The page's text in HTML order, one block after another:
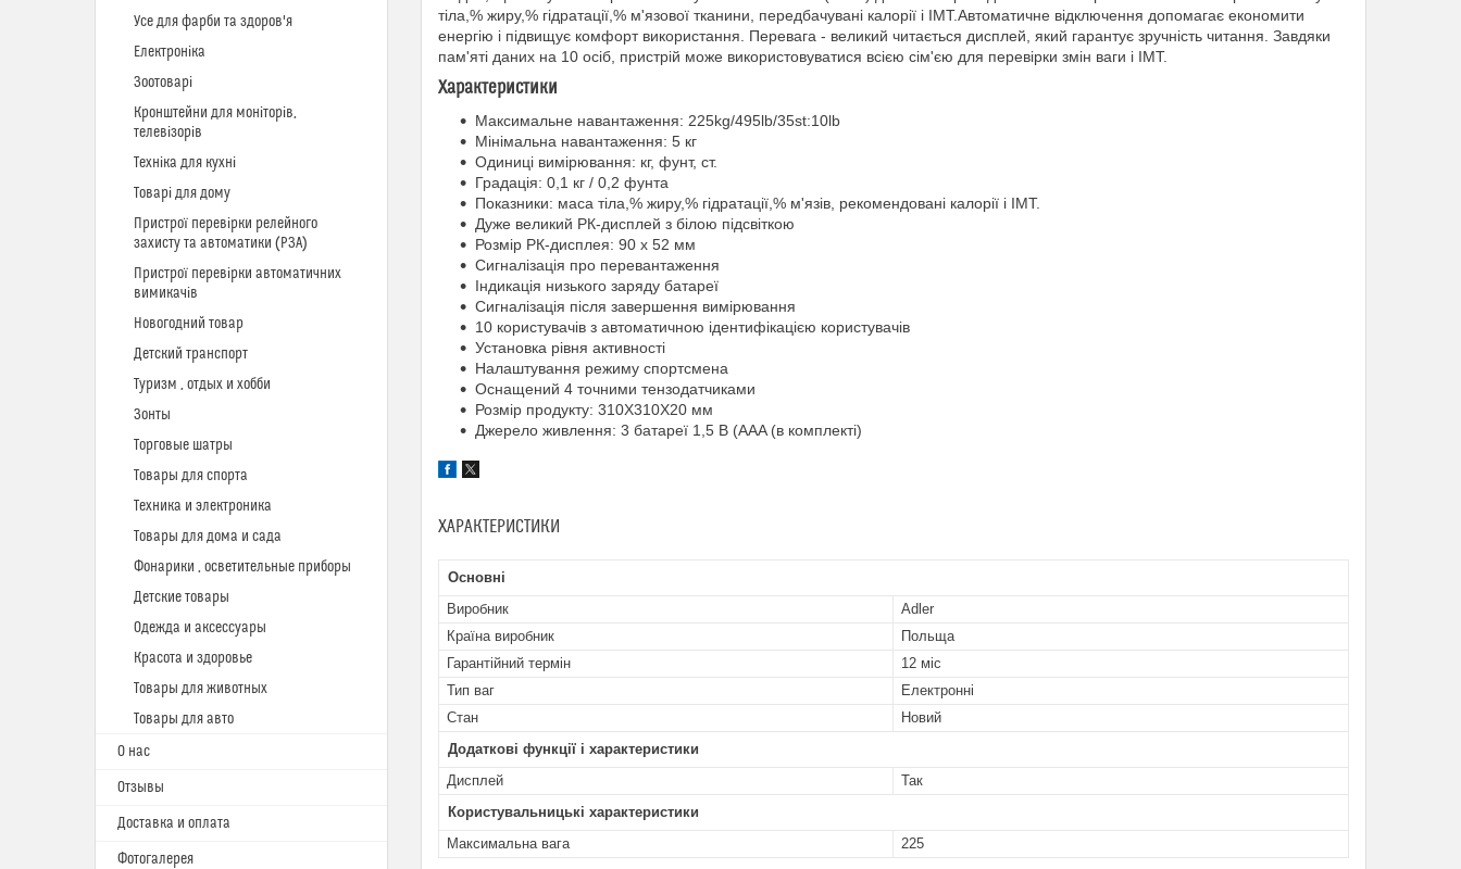
тіла,% жиру,% гідратації,% м'язової тканини, передбачувані калорії і ІМТ.Автоматичне відключення допомагає економити
енергію і підвищує комфорт використання. Перевага - великий читається дисплей, який гарантує зручність читання. Завдяки
пам'яті даних на 10 осіб, пристрій може використовуватися всією сім'єю для перевірки змін ваги і ІМТ.
Характеристики
Максимальне навантаження: 225kg/495lb/35st:10lb
Мінімальна навантаження: 5 кг
Одиниці вимірювання: кг, фунт, ст.
Градація: 0,1 кг / 0,2 фунта
Показники: маса тіла,% жиру,% гідратації,% м'язів, рекомендовані калорії і ІМТ.
Дуже великий РК-дисплей з білою підсвіткою
Розмір РК-дисплея: 90 x 52 мм
Сигналізація про перевантаження
Індикація низького заряду батареї
Сигналізація після завершення вимірювання
10 користувачів з автоматичною ідентифікацією користувачів
Установка рівня активності
Налаштування режиму спортсмена
Оснащений 4 точними тензодатчиками
Розмір продукту: 310X310X20 мм
Джерело живлення: 3 батареї 1,5 В (AAA (в комплекті)
ХАРАКТЕРИСТИКИ
Основні
Виробник
Adler
Країна виробник
Польща
Гарантійний термін
12 міс
Тип ваг
Електронні
Стан
Новий
Додаткові функції і характеристики
Дисплей
Так
Користувальницькі характеристики
Максимальна вага
225
Усе для фарби та здоров'я
Електроніка
Зоотоварі
Кронштейни для моніторів,
телевізорів
Техніка для кухні
Товарі для дому
Пристрої перевірки релейного
захисту та автоматики (РЗА)
Пристрої перевірки автоматичних
вимикачів
Новогодний товар
Детский транспорт
Туризм , отдых и хобби
Зонты
Торговые шатры
Товары для спорта
Техника и электроника
Товары для дома и сада
Фонарики , осветительные приборы
Детские товары
Одежда и аксессуары
Красота и здоровье
Товары для животных
Товары для авто
О нас
Отзывы
Доставка и оплата
Фотогалерея